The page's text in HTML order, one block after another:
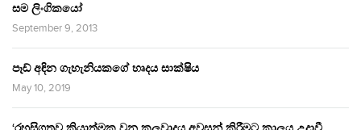
සම ලිංගිකයෝ
September 9, 2013
පෑඩ් අඳින ගැහැනියකගේ හෘදය සාක්ෂිය
May 10, 2019